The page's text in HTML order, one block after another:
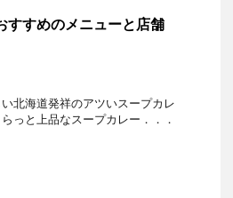
すすめのメニューと店舗
北海道発祥のアツいスープカレ
っと上品なスープカレー．．．